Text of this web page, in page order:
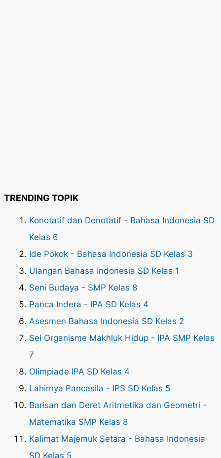
TRENDING TOPIK
Konotatif dan Denotatif - Bahasa Indonesia SD
Kelas 6
Ide Pokok - Bahasa Indonesia SD Kelas 3
Ulangan Bahasa Indonesia SD Kelas 1
Seni Budaya - SMP Kelas 8
Panca Indera - IPA SD Kelas 4
Asesmen Bahasa Indonesia SD Kelas 2
Sel Organisme Makhluk Hidup - IPA SMP Kelas
7
Olimpiade IPA SD Kelas 4
Lahirnya Pancasila - IPS SD Kelas 5
Barisan dan Deret Aritmetika dan Geometri -
Matematika SMP Kelas 8
Kalimat Majemuk Setara - Bahasa Indonesia
SD Kelas 5